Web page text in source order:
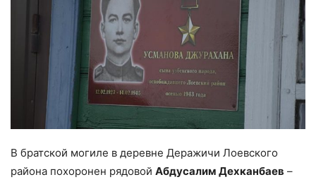
В братской могиле в деревне Деражичи Лоевского
района похоронен рядовой Абдусалим Дехканбаев –